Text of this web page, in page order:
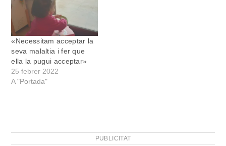
«Necessitam acceptar la
seva malaltia i fer que
ella la pugui acceptar»
25 febrer 2022
A "Portada"
PUBLICITAT